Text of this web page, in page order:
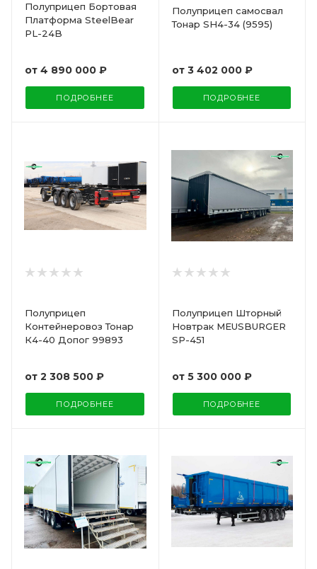
Полуприцеп Бортовая
Платформа SteelBear
PL-24B
от 4 890 000 ₽
ПОДРОБНЕЕ
Полуприцеп самосвал
Тонар SH4-34 (9595)
от 3 402 000 ₽
ПОДРОБНЕЕ
Полуприцеп
Контейнеровоз Тонар
К4-40 Допог 99893
от 2 308 500 ₽
ПОДРОБНЕЕ
Полуприцеп Шторный
Новтрак MEUSBURGER
SP-451
от 5 300 000 ₽
ПОДРОБНЕЕ